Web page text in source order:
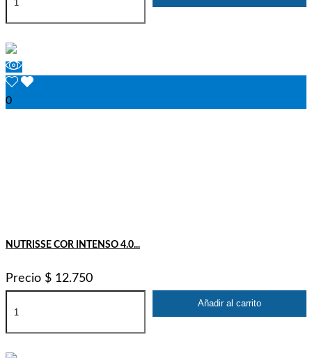
0
NUTRISSE COR INTENSO 4.0...
Precio $ 12.750
Añadir al carrito